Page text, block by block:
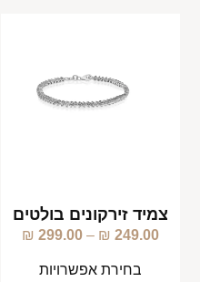
צמיד זירקונים בולטים
249.00
₪
–
299.00
₪
בחירת אפשרויות